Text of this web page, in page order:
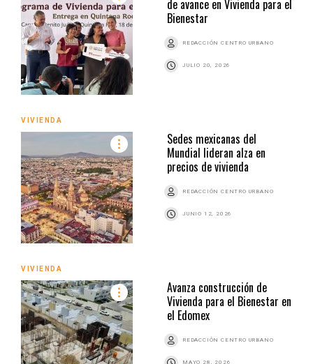
de avance en Vivienda para el
Bienestar
REDACCIÓN CENTRO URBANO
JULIO 20, 2026
VIVIENDA
Sedes mexicanas del
Mundial lideran alza en
precios de vivienda
REDACCIÓN CENTRO URBANO
JUNIO 12, 2026
VIVIENDA
Avanza construcción de
Vivienda para el Bienestar en
el Edomex
REDACCIÓN CENTRO URBANO
MAYO 28, 2026